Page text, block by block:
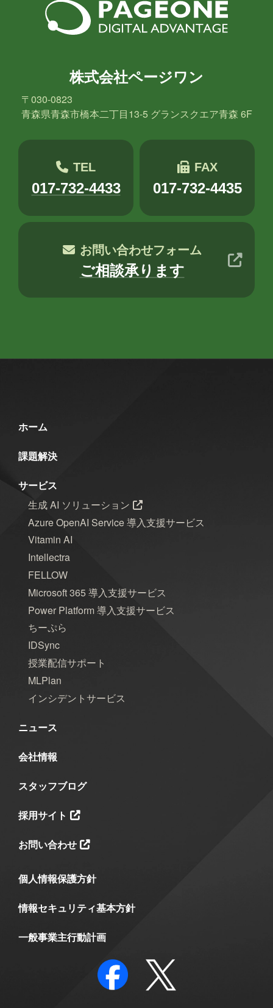
株式会社ページワン
〒030-0823
青森県青森市橋本二丁目13-5 グランスクエア青森 6F
TEL
017-732-4433
FAX
017-732-4435
お問い合わせフォーム
ご相談承ります
ホーム
課題解決
サービス
生成 AI ソリューション
Azure OpenAI Service 導入支援サービス
Vitamin AI
Intellectra
FELLOW
Microsoft 365 導入支援サービス
Power Platform 導入支援サービス
ちーぷら
IDSync
授業配信サポート
MLPlan
インシデントサービス
ニュース
会社情報
スタッフブログ
採用サイト
お問い合わせ
個人情報保護方針
情報セキュリティ基本方針
一般事業主行動計画